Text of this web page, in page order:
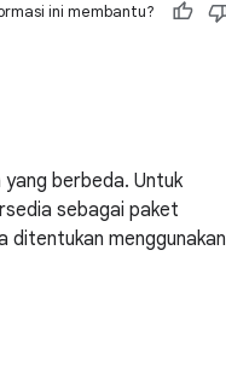
ini membantu?
berbeda. Untuk
sebagai paket
ditentukan menggunakan